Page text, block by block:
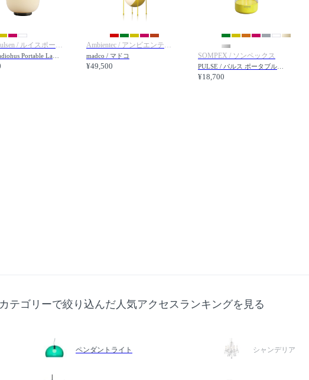
madco / マドコ
¥49,500
SOMPEX / ソンペックス
¥18,700
テゴリーで絞り込んだ人気アクセスランキングを見る
ペンダントライト シャンデリア